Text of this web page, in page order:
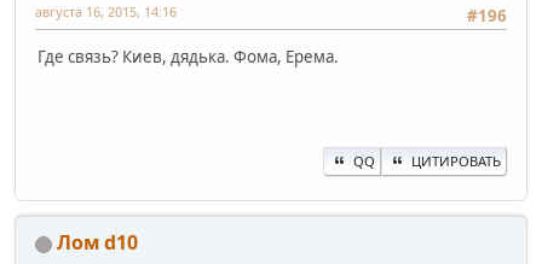
#196
августа 16, 2015, 14:16
Где связь? Киев, дядька. Фома, Ерема.
QQ ЦИТИРОВАТЬ
Лом d10